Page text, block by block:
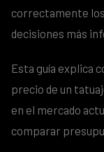
correctamente
decisiones más
Esta guía explica
precio de un
en el mercado
comparar